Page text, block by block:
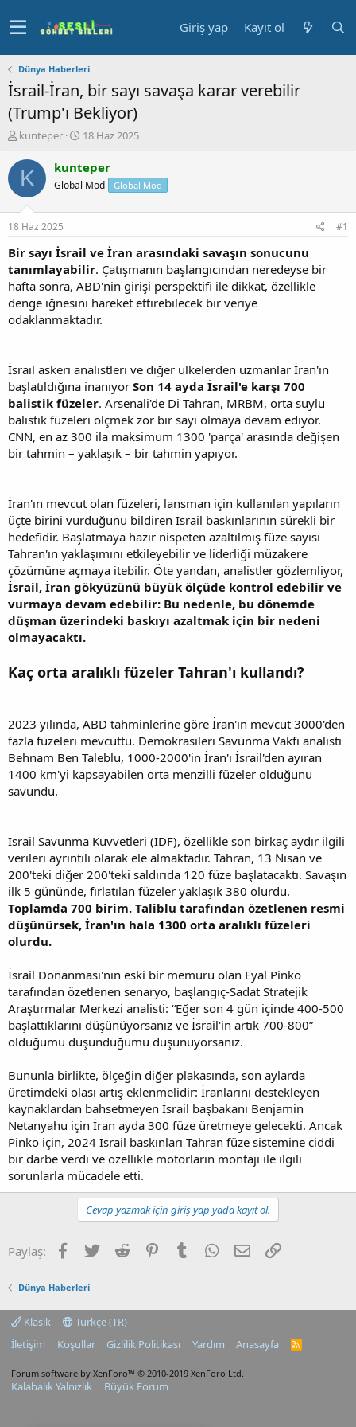
Giriş yap Kayıt ol
Dünya Haberleri
İsrail-İran, bir sayı savaşa karar verebilir
(Trump'ı Bekliyor)
K
n
u
y
b
a
ş
a
t
a
n
kunteper
B
ş
a
ç
t
a
r
i
h
18 Haz 2025
K kunteper
Global Mod Global Mod
18 Haz 2025 #1
Bir sayı İsrail ve İran arasındaki savaşın sonucunu
tanımlayabilir. Çatışmanın başlangıcından neredeyse bir
hafta sonra, ABD'nin girişi perspektifi ile dikkat, özellikle
denge iğnesini hareket ettirebilecek bir veriye
odaklanmaktadır.
İsrail askeri analistleri ve diğer ülkelerden uzmanlar İran'ın
başlatıldığına inanıyor Son 14 ayda İsrail'e karşı 700
balistik füzeler. Arsenali'de Di Tahran, MRBM, orta suylu
balistik füzeleri ölçmek zor bir sayı olmaya devam ediyor.
CNN, en az 300 ila maksimum 1300 'parça' arasında değişen
bir tahmin – yaklaşık – bir tahmin yapıyor.
İran'ın mevcut olan füzeleri, lansman için kullanılan yapıların
üçte birini vurduğunu bildiren İsrail baskınlarının sürekli bir
hedefidir. Başlatmaya hazır nispeten azaltılmış füze sayısı
Tahran'ın yaklaşımını etkileyebilir ve liderliği müzakere
çözümüne açmaya itebilir. Öte yandan, analistler gözlemliyor,
İsrail, İran gökyüzünü büyük ölçüde kontrol edebilir ve
vurmaya devam edebilir: Bu nedenle, bu dönemde
düşman üzerindeki baskıyı azaltmak için bir nedeni
olmayacaktı.
Kaç orta aralıklı füzeler Tahran'ı kullandı?
2023 yılında, ABD tahminlerine göre İran'ın mevcut 3000'den
fazla füzeleri mevcuttu. Demokrasileri Savunma Vakfı analisti
Behnam Ben Taleblu, 1000-2000'in İran'ı İsrail'den ayıran
1400 km'yi kapsayabilen orta menzilli füzeler olduğunu
savundu.
İsrail Savunma Kuvvetleri (IDF), özellikle son birkaç aydır ilgili
verileri ayrıntılı olarak ele almaktadır. Tahran, 13 Nisan ve
200'teki diğer 200'teki saldırıda 120 füze başlatacaktı. Savaşın
ilk 5 gününde, fırlatılan füzeler yaklaşık 380 olurdu.
Toplamda 700 birim. Taliblu tarafından özetlenen resmi
düşünürsek, İran'ın hala 1300 orta aralıklı füzeleri
olurdu.
İsrail Donanması'nın eski bir memuru olan Eyal Pinko
tarafından özetlenen senaryo, başlangıç-Sadat Stratejik
Araştırmalar Merkezi analisti: “Eğer son 4 gün içinde 400-500
başlattıklarını düşünüyorsanız ve İsrail'in artık 700-800”
olduğumu düşündüğümü düşünüyorsanız.
Bununla birlikte, ölçeğin diğer plakasında, son aylarda
üretimdeki olası artış eklenmelidir: İranlarını destekleyen
kaynaklardan bahsetmeyen İsrail başbakanı Benjamin
Netanyahu için İran ayda 300 füze üretmeye gelecekti. Ancak
Pinko için, 2024 İsrail baskınları Tahran füze sistemine ciddi
bir darbe verdi ve özellikle motorların montajı ile ilgili
sorunlarla mücadele etti.
Cevap yazmak için giriş yap yada kayıt ol.
Paylaş: Facebook
TwitterReddit PinterestTumblrWhatsApp
E-postaLink
Dünya Haberleri
Klasik
Türkçe (TR)
İletişim
Koşullar Gizlilik Politikası Yardım Anasayfa
R
Forum software by XenForo™ © 2010-2019 XenForo Ltd.
Kalabalık Yalnızlık Büyük Forum